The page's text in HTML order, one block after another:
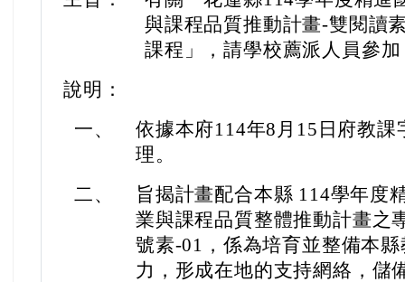
與課程品質推動計畫-雙閱讀
課程」，請學校薦派人員參
說明：
一、
依據本府114年8月15日府教課
理。
二、
旨揭計畫配合本縣 114學年度
業與課程品質整體推動計畫之
號素-01，係為培育並整備本
力，形成在地的支持網絡，儲